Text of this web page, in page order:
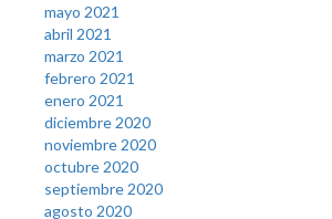
mayo 2021
abril 2021
marzo 2021
febrero 2021
enero 2021
diciembre 2020
noviembre 2020
octubre 2020
septiembre 2020
agosto 2020